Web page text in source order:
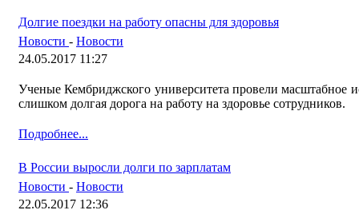
Долгие поездки на работу опасны для здоровья
Новости - Новости
24.05.2017 11:27
Ученые Кембриджского университета провели масштабное
слишком долгая дорога на работу на здоровье сотрудников.
Подробнее...
В России выросли долги по зарплатам
Новости - Новости
22.05.2017 12:36